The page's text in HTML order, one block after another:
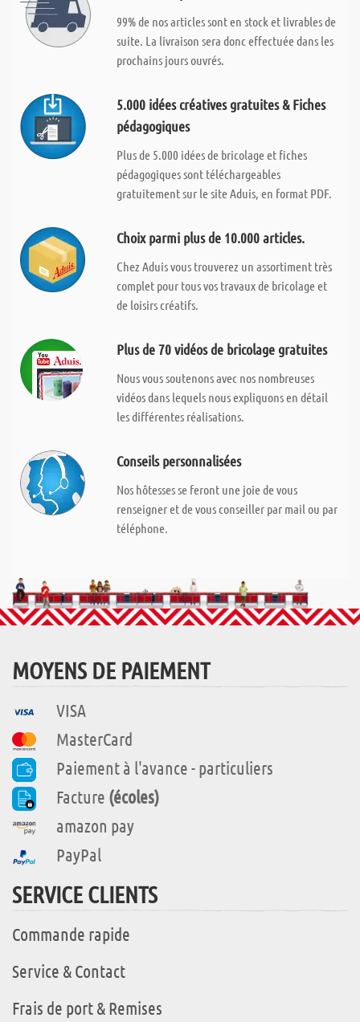
99% de nos articles sont en stock et livrables de
suite. La livraison sera donc effectuée dans les
prochains jours ouvrés.
5.000 idées créatives gratuites & Fiches
pédagogiques
Plus de 5.000 idées de bricolage et fiches
pédagogiques sont téléchargeables
gratuitement sur le site Aduis, en format PDF.
Choix parmi plus de 10.000 articles.
Chez Aduis vous trouverez un assortiment très
complet pour tous vos travaux de bricolage et
de loisirs créatifs.
Plus de 70 vidéos de bricolage gratuites
Nous vous soutenons avec nos nombreuses
vidéos dans lequels nous expliquons en détail
les différentes réalisations.
Conseils personnalisées
Nos hôtesses se feront une joie de vous
renseigner et de vous conseiller par mail ou par
téléphone.
MOYENS DE PAIEMENT
VISA
MasterCard
Paiement à l'avance - particuliers
Facture (écoles)
amazon pay
PayPal
SERVICE CLIENTS
Commande rapide
Service & Contact
Frais de port & Remises